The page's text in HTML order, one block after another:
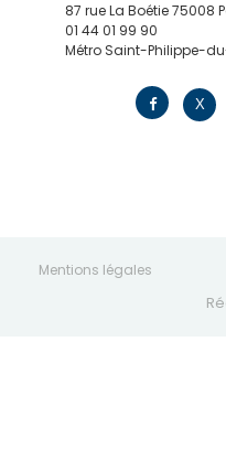
87 rue La Boétie 75008
01 44 01 99 90
Métro Saint-Philippe-
X
Mentions légales